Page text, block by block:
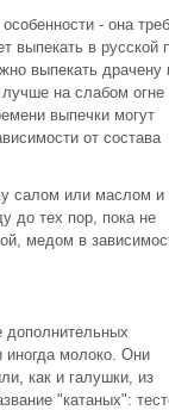
- она
выпекать в русской
выпекать драчену
на слабом огне
выпечки могут
от состава
салом или маслом и
до тех пор, пока не
медом в
дополнительных
иногда молоко. Они
как и галушки, из
"катаных":